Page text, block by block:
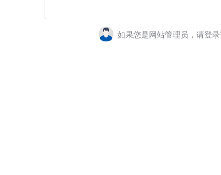
如果您是网站管理员，请登